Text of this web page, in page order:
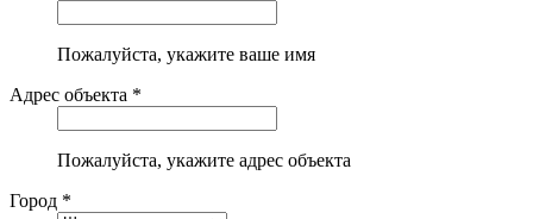
Пожалуйста, укажите ваше имя
Адрес объекта *
Пожалуйста, укажите адрес объекта
Город *